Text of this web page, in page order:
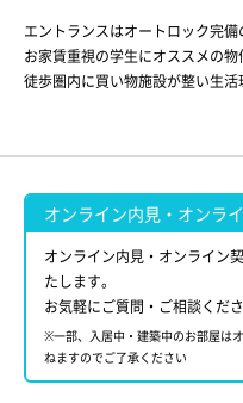
エントランスはオートロック完
お家賃重視の学生にオススメの物
徒歩圏内に買い物施設が整い生活
オンライン内見・オンラ
オンライン内見・オンライン
たします。
お気軽にご質問・ご相談くださ
※一部、入居中・建築中のお部屋は
ねますのでご了承ください